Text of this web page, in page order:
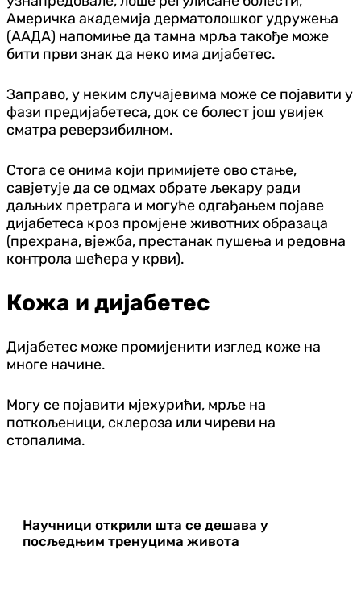
Америчка академија дерматолошког удружења
(ААДА) напомиње да тамна мрља такође може
бити први знак да неко има дијабетес.
Заправо, у неким случајевима може се појавити у
фази предијабетеса, док се болест још увијек
сматра реверзибилном.
Стога се онима који примијете ово стање,
савјетује да се одмах обрате љекару ради
даљњих претрага и могуће одгађањем појаве
дијабетеса кроз промјене животних образаца
(прехрана, вјежба, престанак пушења и редовна
контрола шећера у крви).
Кожа и дијабетес
Дијабетес може промијенити изглед коже на
многе начине.
Могу се појавити мјехурићи, мрље на
поткољеници, склероза или чиреви на
стопалима.
Научници открили шта се дешава у
посљедњим тренуцима живота